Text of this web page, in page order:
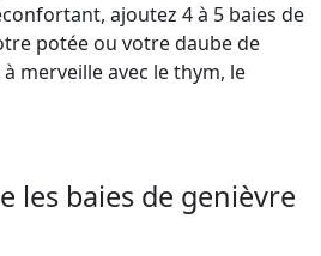
ajoutez 4 à 5 baies de
potée ou votre daube de
merveille avec le thym, le
les baies de genièvre